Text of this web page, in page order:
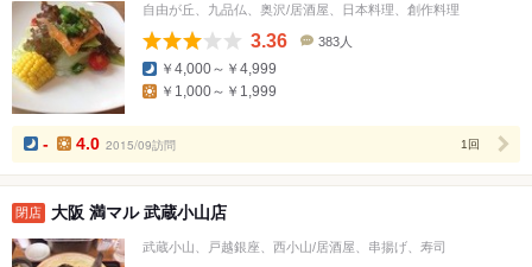
自由が丘、九品仏、奥沢/居酒屋、日本料理、創作料理
3.36
数
383人
￥4,000～￥4,999
￥1,000～￥1,999
- 4.0 2015/09訪問 1回
閉店 大阪 満マル 武蔵小山店
武蔵小山、戸越銀座、西小山/居酒屋、串揚げ、寿司